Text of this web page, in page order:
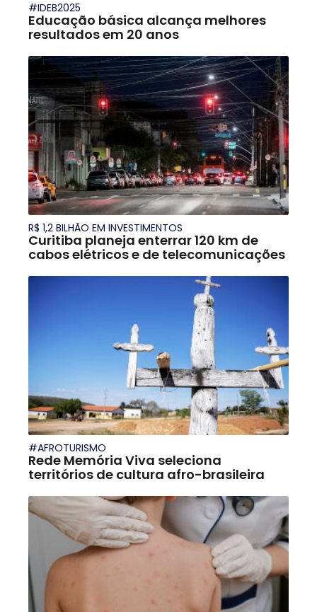
#IDEB2025
Educação básica alcança melhores
resultados em 20 anos
R$ 1,2 BILHÃO EM INVESTIMENTOS
Curitiba planeja enterrar 120 km de
cabos elétricos e de telecomunicações
#AFROTURISMO
Rede Memória Viva seleciona
territórios de cultura afro-brasileira